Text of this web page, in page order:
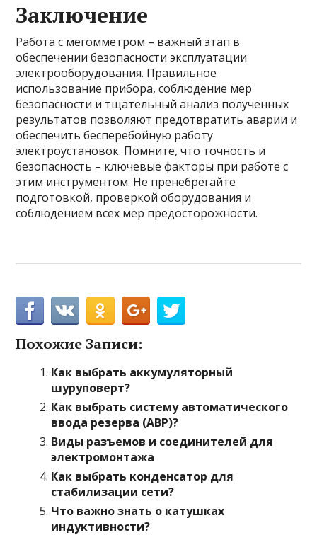
Заключение
Работа с мегомметром – важный этап в
обеспечении безопасности эксплуатации
электрооборудования. Правильное
использование прибора, соблюдение мер
безопасности и тщательный анализ полученных
результатов позволяют предотвратить аварии и
обеспечить бесперебойную работу
электроустановок. Помните, что точность и
безопасность – ключевые факторы при работе с
этим инструментом. Не пренебрегайте
подготовкой, проверкой оборудования и
соблюдением всех мер предосторожности.
Похожие Записи:
Как выбрать аккумуляторный
шуруповерт?
Как выбрать систему автоматического
ввода резерва (АВР)?
Виды разъемов и соединителей для
электромонтажа
Как выбрать конденсатор для
стабилизации сети?
Что важно знать о катушках
индуктивности?